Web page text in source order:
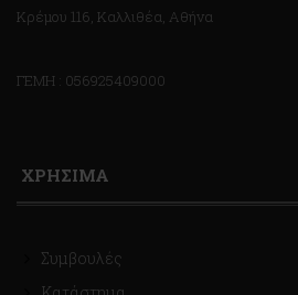
Κρέμου 116, Καλλιθέα, Αθήνα
ΓΕΜΗ : 056925409000
ΧΡΗΣΙΜΑ
Συμβουλές